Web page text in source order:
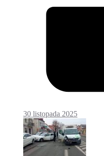
30 listopada 2025